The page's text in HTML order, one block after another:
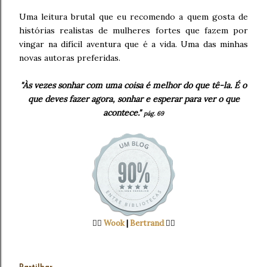
Uma leitura brutal que eu recomendo a quem gosta de
histórias realistas de mulheres fortes que fazem por
vingar na difícil aventura que é a vida. Uma das minhas
novas autoras preferidas.
"Às vezes sonhar com uma coisa é melhor do que tê-la. É o
que deves fazer agora, sonhar e esperar para ver o que
acontece." pág. 69
👉🏻 Wook|Bertrand👈🏻